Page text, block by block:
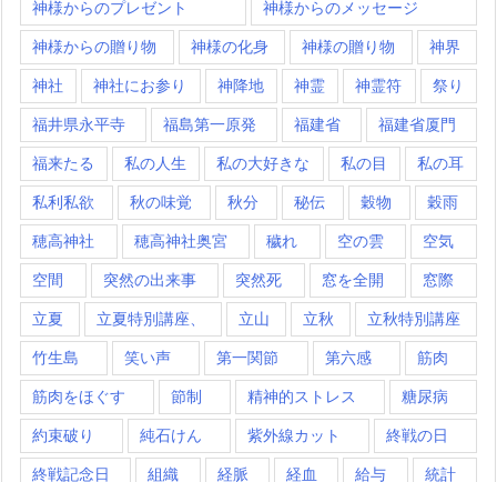
神様からのプレゼント 神様からのメッセージ
神様からの贈り物 神様の化身 神様の贈り物 神界
神社 神社にお参り 神降地 神霊 神霊符 祭り
福井県永平寺 福島第一原発 福建省 福建省厦門
福来たる 私の人生 私の大好きな 私の目 私の耳
私利私欲 秋の味覚 秋分 秘伝 穀物 穀雨
穂高神社 穂高神社奥宮 穢れ 空の雲 空気
空間 突然の出来事 突然死 窓を全開 窓際
立夏 立夏特別講座、 立山 立秋 立秋特別講座
竹生島 笑い声 第一関節 第六感 筋肉
筋肉をほぐす 節制 精神的ストレス 糖尿病
約束破り 純石けん 紫外線カット 終戦の日
終戦記念日 組織 経脈 経血 給与 統計